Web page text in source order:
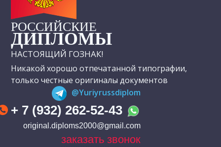
РОССИЙСКИЕ
ДИПЛОМЫ
НАСТОЯЩИЙ ГОЗНАК!
Никакой хорошо отпечатанной типографии,
только честные оригиналы документов
@Yuriyrussdiplom
+ 7 (932) 262-52-43
original.diploms2000@gmail.com
заказать звонок